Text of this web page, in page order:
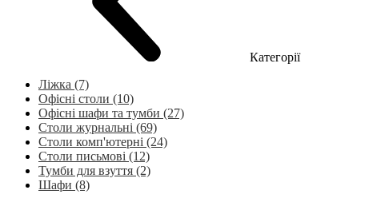
Категорії
Ліжка (7)
Офісні столи (10)
Офісні шафи та тумби (27)
Столи журнальні (69)
Столи комп'ютерні (24)
Столи письмові (12)
Тумби для взуття (2)
Шафи (8)